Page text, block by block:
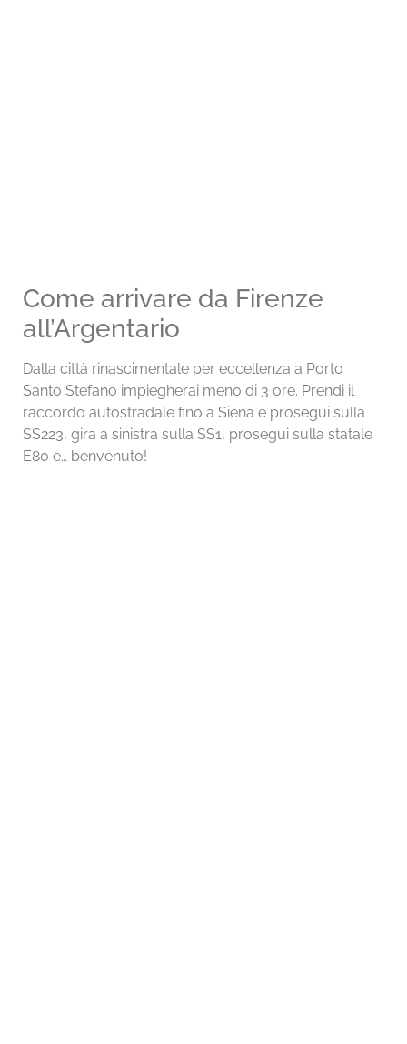
Come arrivare da Firenze
all’Argentario
Dalla città rinascimentale per eccellenza a Porto
Santo Stefano impiegherai meno di 3 ore. Prendi il
raccordo autostradale fino a Siena e prosegui sulla
SS223, gira a sinistra sulla SS1, prosegui sulla statale
E80 e… benvenuto!